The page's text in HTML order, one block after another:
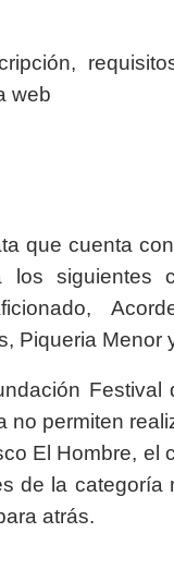
web
que cuenta
siguientes
Piqueria Menor
permiten
El Hombre, el
de la categoría
atrás.